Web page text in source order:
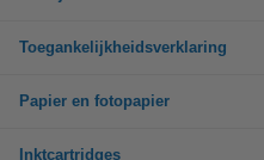
Toegankelijkheidsverklaring
Papier en fotopapier
Inktcartridges